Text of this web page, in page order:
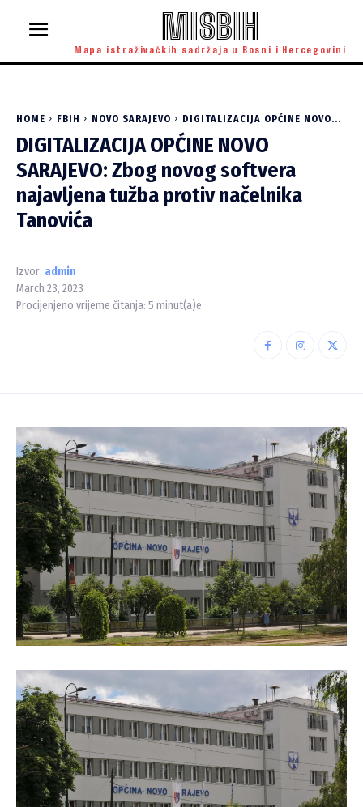
MISBIH
Mapa istraživačkih sadržaja u Bosni i Hercegovini
HOME FBIH NOVO SARAJEVO DIGITALIZACIJA OPĆINE NOVO...
DIGITALIZACIJA OPĆINE NOVO
SARAJEVO: Zbog novog softvera
najavljena tužba protiv načelnika
Tanovića
Izvor: admin
March 23, 2023
Procijenjeno vrijeme čitanja: 5 minut(a)e